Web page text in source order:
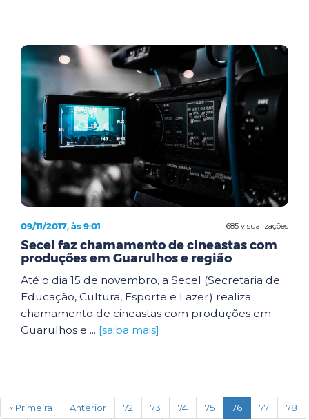
685 visualizações
09/11/2017, às 9:01
Secel faz chamamento de cineastas com
produções em Guarulhos e região
Até o dia 15 de novembro, a Secel (Secretaria de
Educação, Cultura, Esporte e Lazer) realiza
chamamento de cineastas com produções em
Guarulhos e ... [saiba mais]
« Primeira Anterior 72 73 74 75 76(current)
77
78